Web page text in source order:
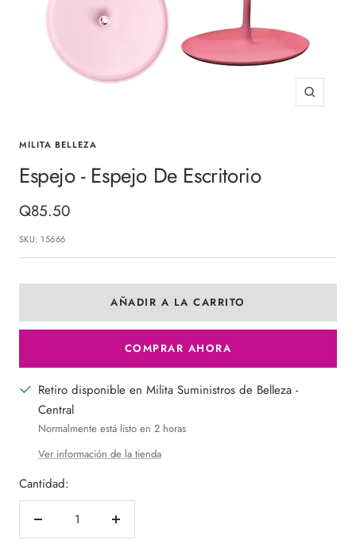
Zoom
MILITA BELLEZA
Espejo - Espejo De Escritorio
Precio
de
venta
Q85.50
SKU: 15666
AÑADIR A LA CARRITO
COMPRAR AHORA
Retiro disponible en Milita Suministros de Belleza -
Central
Normalmente está listo en 2 horas
Ver información de la tienda
Cantidad:
Decrecer
Aumentar